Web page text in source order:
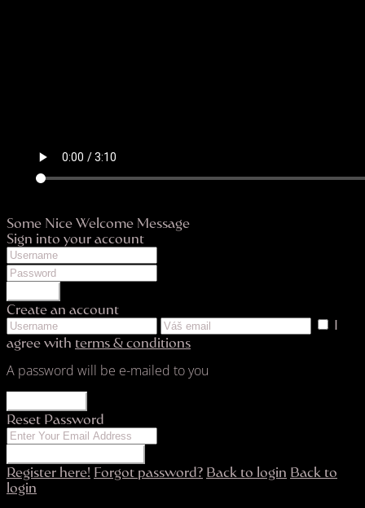
Some Nice Welcome Message
Sign into your account
Create an account
I
agree with terms & conditions
A password will be e-mailed to you
Reset Password
Register here! Forgot password? Back to login Back to
login